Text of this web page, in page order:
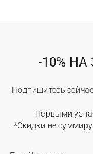
-10%
Подпишитесь
Первыми
*Скидки не